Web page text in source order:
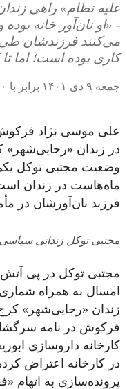
علیه نظام» راهی
- «او نان‌آور خانه
می‌کنند فرزندشان
کاری بوده است؛ اما
جمعه ۹ دی ۱۴۰۱ برابر با ۳۰ دسامبر ۲۰۲۲
علی موسی نژاد
در زندان «رجایی‌شهر»
وضعیت مجتبی توکل
ماه‌هاست در زندان
فرزند نان‌آورشان در
مجتبی توکل زندانی
مجتبی توکل در پی
امسال به همراه شماری
زندان «رجایی‌شهر»
فرکوش در نامه
کارخانه داروسازی
در کارخانه اعتراض
پرونده‌سازی به اتهام